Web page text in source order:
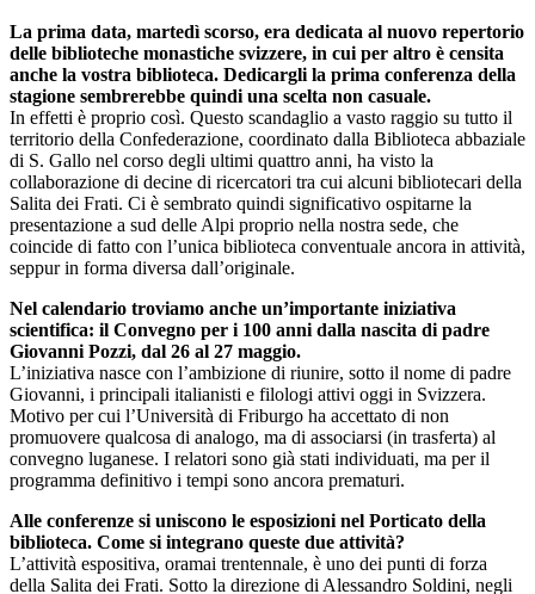
La prima data, martedì scorso, era dedicata al nuovo repertorio
delle biblioteche monastiche svizzere, in cui per altro è censita
anche la vostra biblioteca. Dedicargli la prima conferenza della
stagione sembrerebbe quindi una scelta non casuale.
In effetti è proprio così. Questo scandaglio a vasto raggio su tutto il
territorio della Confederazione, coordinato dalla Biblioteca abbaziale
di S. Gallo nel corso degli ultimi quattro anni, ha visto la
collaborazione di decine di ricercatori tra cui alcuni bibliotecari della
Salita dei Frati. Ci è sembrato quindi significativo ospitarne la
presentazione a sud delle Alpi proprio nella nostra sede, che
coincide di fatto con l’unica biblioteca conventuale ancora in attività,
seppur in forma diversa dall’originale.
Nel calendario troviamo anche un’importante iniziativa
scientifica: il Convegno per i 100 anni dalla nascita di padre
Giovanni Pozzi, dal 26 al 27 maggio.
L’iniziativa nasce con l’ambizione di riunire, sotto il nome di padre
Giovanni, i principali italianisti e filologi attivi oggi in Svizzera.
Motivo per cui l’Università di Friburgo ha accettato di non
promuovere qualcosa di analogo, ma di associarsi (in trasferta) al
convegno luganese. I relatori sono già stati individuati, ma per il
programma definitivo i tempi sono ancora prematuri.
Alle conferenze si uniscono le esposizioni nel Porticato della
biblioteca. Come si integrano queste due attività?
L’attività espositiva, oramai trentennale, è uno dei punti di forza
della Salita dei Frati. Sotto la direzione di Alessandro Soldini, negli